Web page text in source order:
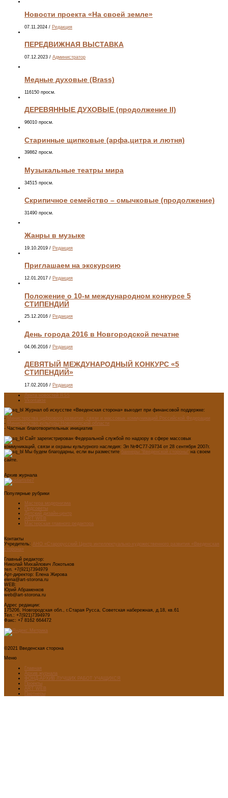
Новости проекта «На своей земле»
07.11.2024 / Редакция
ПЕРЕДВИЖНАЯ ВЫСТАВКА
07.12.2023 / Администратор
Медные духовые (Brass)
116150 просм.
ДЕРЕВЯННЫЕ ДУХОВЫЕ (продолжение II)
96010 просм.
Старинные щипковые (арфа,цитра и лютня)
39862 просм.
Музыкальные театры мира
34515 просм.
Скрипичное семейство – смычковые (продолжение)
31490 просм.
Жанры в музыке
19.10.2019 / Редакция
Приглашаем на экскурсию
12.01.2017 / Редакция
Положение о 10-м международном конкурсе 5
СТИПЕНДИЙ
25.12.2016 / Редакция
День города 2016 в Новгородской печатне
04.06.2016 / Редакция
ДЕВЯТЫЙ МЕЖДУНАРОДНЫЙ КОНКУРС «5
СТИПЕНДИЙ»
17.02.2016 / Редакция
Лента новостей RSS
Vkontakte
Журнал об искусстве «Введенская сторона» выходит при финансовой поддержке:
- Министерства цифрового развития, связи и массовых коммуникаций Российской Федерации
- Министерство культуры Новгородской области
- Частных благотворительных инициатив
Сайт зарегистрирован Федеральной службой по надзору в сфере массовых
коммуникаций, связи и охраны культурного наследия: Эл №ФС77-29734 от 28 сентября 2007г.
Мы будем благодарны, если вы разместите баннеры "Введенской стороны" на своем
сайте.
Архив журнала
Популярные рубрики
Мастера модернизма
Педсоветы
Детский дизайн-центр
ART WEB
Мастерская главного редактора
Контакты
Учредитель: АНО «Старорусский Центр интеллектуально-художественного развития «Введенская
сторона»
Главный редактор:
Николай Михайлович Локотьков
тел. +7(921)7394979
Арт-директор: Елена Жирова
elena@art-storona.ru
WEB:
Юрий Абраменков
web@art-storona.ru
Адрес редакции:
175206, Новгородская обл., г.Старая Русса, Советская набережная, д.18, кв.61
Тел.: +7(921)7394979
Факс: +7 8162 664472
©2021 Введенская сторона
Меню
Главная
Архив журнала
ФОНД-АРХИВ ЛУЧШИХ РАБОТ УЧАЩИХСЯ
Проекты
ART WEB
Партнеры